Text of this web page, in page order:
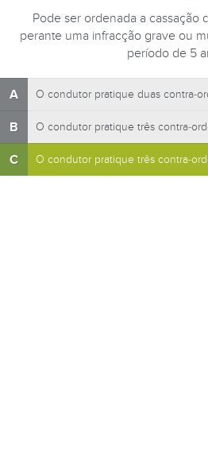
Pode ser ordenada a cassação
perante uma infracção grave ou
período de 5
A O condutor pratique duas contra-
B O condutor pratique três contra-
C O condutor pratique três contra-